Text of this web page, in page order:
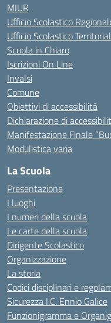
MIUR
Ufficio Scolastico
Ufficio Scolastico
Scuola in Chiaro
Iscrizioni On Line
Invalsi
Comune
Obiettivi di accessibilità
Dichiarazione di
Manifestazione Finale
Modulistica varia
La Scuola
Presentazione
I luoghi
I numeri della scuola
Le carte della scuola
Dirigente Scolastico
Organizzazione
La storia
Codici disciplinari e
Sicurezza I.C. Ennio Galice
Funzionigramma e